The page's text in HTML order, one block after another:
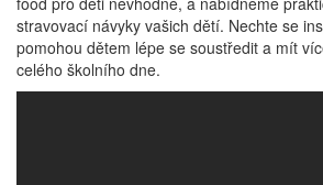
stravovací návyky vašich dětí. Nechte se
pomohou dětem lépe se soustředit a mít
celého školního dne.